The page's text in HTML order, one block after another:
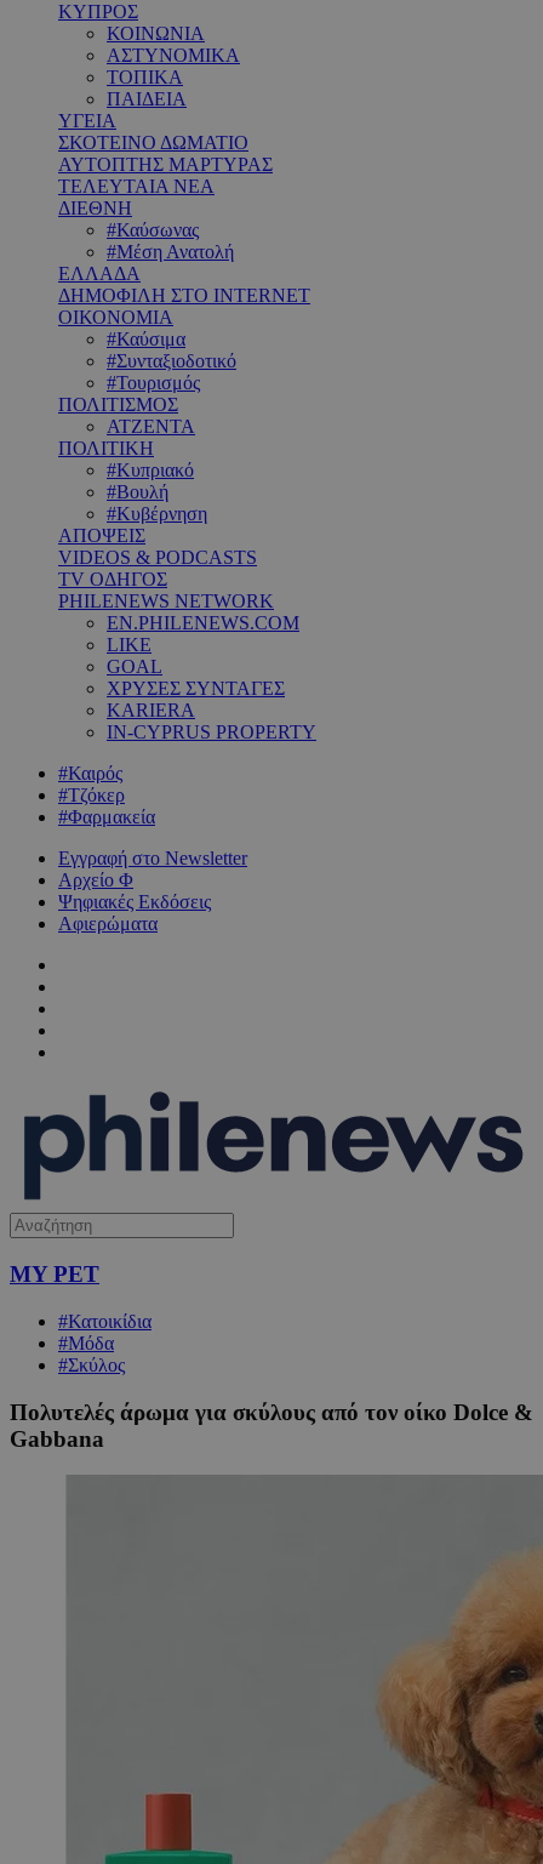
ΚΥΠΡΟΣ
ΚΟΙΝΩΝΙΑ
ΑΣΤΥΝΟΜΙΚΑ
ΤΟΠΙΚΑ
ΠΑΙΔΕΙΑ
ΥΓΕΙΑ
ΣΚΟΤΕΙΝΟ ΔΩΜΑΤΙΟ
ΑΥΤΟΠΤΗΣ ΜΑΡΤΥΡΑΣ
ΤΕΛΕΥΤΑΙΑ ΝΕΑ
ΔΙΕΘΝΗ
#Καύσωνας
#Μέση Ανατολή
ΕΛΛΑΔΑ
ΔΗΜΟΦΙΛΗ ΣΤΟ INTERNET
ΟΙΚΟΝΟΜΙΑ
#Καύσιμα
#Συνταξιοδοτικό
#Τουρισμός
ΠΟΛΙΤΙΣΜΟΣ
ΑΤΖΕΝΤΑ
ΠΟΛΙΤΙΚΗ
#Κυπριακό
#Βουλή
#Κυβέρνηση
ΑΠΟΨΕΙΣ
VIDEOS & PODCASTS
TV ΟΔΗΓΟΣ
PHILENEWS NETWORK
EN.PHILENEWS.COM
LIKE
GOAL
ΧΡΥΣΕΣ ΣΥΝΤΑΓΕΣ
KARIERA
IN-CYPRUS PROPERTY
#Καιρός
#Τζόκερ
#Φαρμακεία
Εγγραφή στο Newsletter
Αρχείο Φ
Ψηφιακές Εκδόσεις
Αφιερώματα
MY PET
#Κατοικίδια
#Μόδα
#Σκύλος
Πολυτελές άρωμα για σκύλους από τον οίκο Dolce &
Gabbana